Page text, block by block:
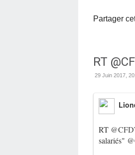
Partager
RT
29 Juin 2017,
RT
salariés"